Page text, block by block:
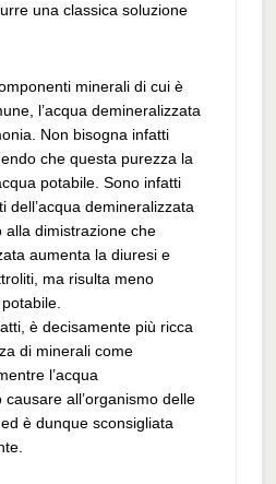
una classica soluzione
minerali di cui è
l’acqua demineralizzata
Non bisogna infatti
che questa purezza la
potabile. Sono infatti
dell’acqua demineralizzata
alla dimistrazione che
aumenta la diuresi e
ma risulta meno
è decisamente più ricca
di minerali come
l’acqua
all’organismo delle
è dunque sconsigliata